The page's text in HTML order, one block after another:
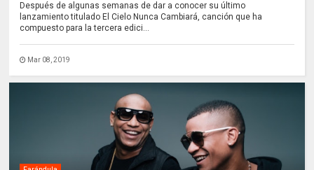
Después de algunas semanas de dar a conocer su último
lanzamiento titulado El Cielo Nunca Cambiará, canción que ha
compuesto para la tercera edici...
Mar 08, 2019